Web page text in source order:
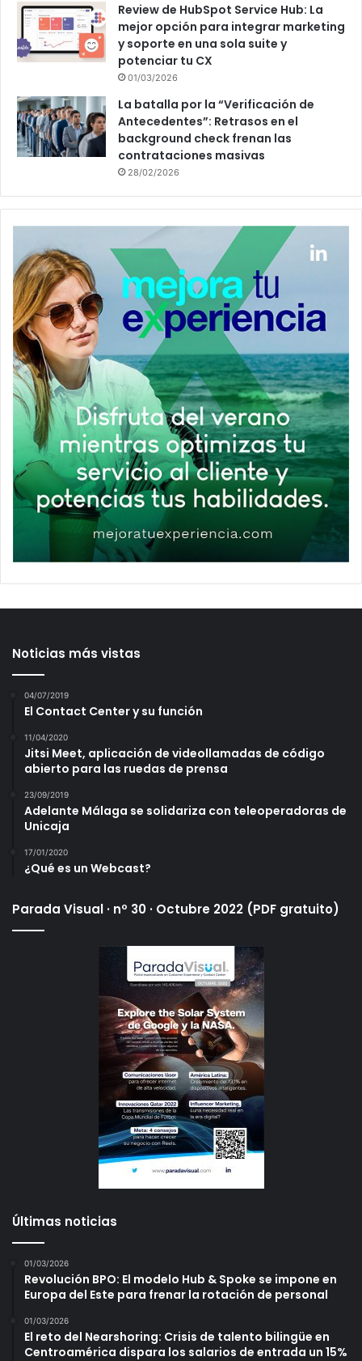
Review de HubSpot Service Hub: La
mejor opción para integrar marketing
y soporte en una sola suite y
potenciar tu CX
01/03/2026
La batalla por la “Verificación de
Antecedentes”: Retrasos en el
background check frenan las
contrataciones masivas
28/02/2026
Noticias más vistas
04/07/2019
El Contact Center y su función
11/04/2020
Jitsi Meet, aplicación de videollamadas de código
abierto para las ruedas de prensa
23/09/2019
Adelante Málaga se solidariza con teleoperadoras de
Unicaja
17/01/2020
¿Qué es un Webcast?
Parada Visual · nº 30 · Octubre 2022 (PDF gratuito)
Últimas noticias
01/03/2026
Revolución BPO: El modelo Hub & Spoke se impone en
Europa del Este para frenar la rotación de personal
01/03/2026
El reto del Nearshoring: Crisis de talento bilingüe en
Centroamérica dispara los salarios de entrada un 15%